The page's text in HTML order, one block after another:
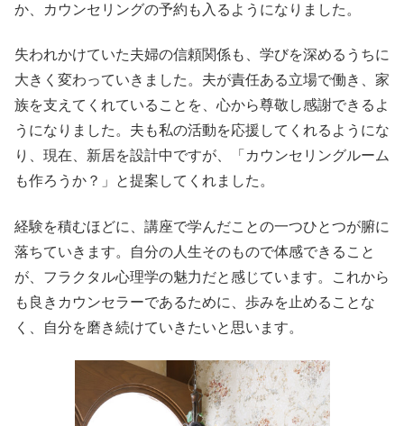
か、カウンセリングの予約も入るようになりました。
失われかけていた夫婦の信頼関係も、学びを深めるうちに
大きく変わっていきました。夫が責任ある立場で働き、家
族を支えてくれていることを、心から尊敬し感謝できるよ
うになりました。夫も私の活動を応援してくれるようにな
り、現在、新居を設計中ですが、「カウンセリングルーム
も作ろうか？」と提案してくれました。
経験を積むほどに、講座で学んだことの一つひとつが腑に
落ちていきます。自分の人生そのもので体感できること
が、フラクタル心理学の魅力だと感じています。これから
も良きカウンセラーであるために、歩みを止めることな
く、自分を磨き続けていきたいと思います。